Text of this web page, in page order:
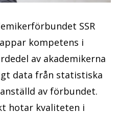
SSR
kompetens i
av akademikerna
data från statistiska
av förbundet.
hotar kvaliteten i